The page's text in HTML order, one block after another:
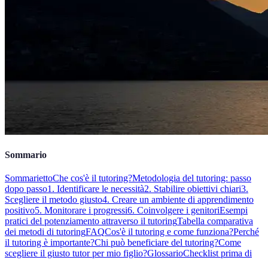
Sommario
SommariettoChe cos'è il tutoring?Metodologia del tutoring: passo
dopo passo1. Identificare le necessità2. Stabilire obiettivi chiari3.
Scegliere il metodo giusto4. Creare un ambiente di apprendimento
positivo5. Monitorare i progressi6. Coinvolgere i genitoriEsempi
pratici del potenziamento attraverso il tutoringTabella comparativa
dei metodi di tutoringFAQCos'è il tutoring e come funziona?Perché
il tutoring è importante?Chi può beneficiare del tutoring?Come
scegliere il giusto tutor per mio figlio?GlossarioChecklist prima di